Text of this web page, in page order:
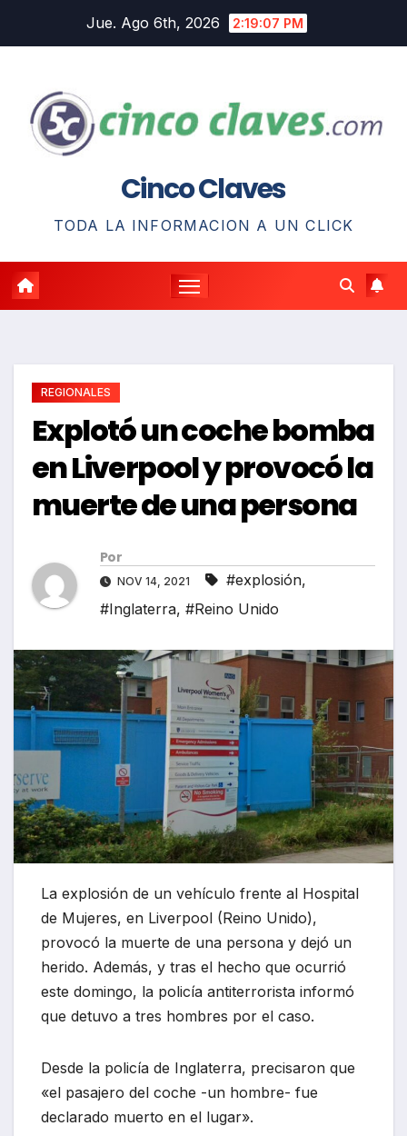
Jue. Ago 6th, 2026 2:19:08 PM
Cinco Claves
TODA LA INFORMACION A UN CLICK
REGIONALES
Explotó un coche bomba
en Liverpool y provocó la
muerte de una persona
Por
NOV 14, 2021 #explosión,
#Inglaterra, #Reino Unido
La explosión de un vehículo frente al Hospital
de Mujeres, en Liverpool (Reino Unido),
provocó la muerte de una persona y dejó un
herido. Además, y tras el hecho que ocurrió
este domingo, la policía antiterrorista informó
que detuvo a tres hombres por el caso.
Desde la policía de Inglaterra, precisaron que
«el pasajero del coche -un hombre- fue
declarado muerto en el lugar».